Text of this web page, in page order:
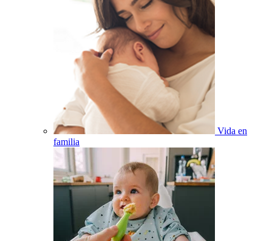
Vida en
familia